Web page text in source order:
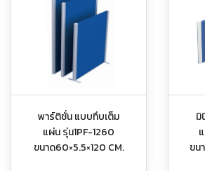
พาร์ติชั่น แบบทึบเต็ม
แผ่น รุ่น1PF-1260
ขนาด60×5.5×120 CM.
มิ
ขน